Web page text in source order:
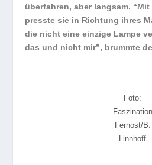
überfahren, aber langsam. “Mit
presste sie in Richtung ihres
die nicht eine einzige Lampe
das und nicht mir”, brummte
Foto:
Faszination
Fernost/B.
Linnhoff